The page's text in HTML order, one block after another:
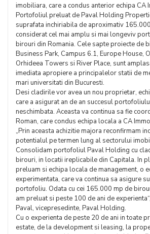
imobiliara, care a condus anterior echipa CA
Portofoliul preluat de Paval Holding
suprafata inchiriabila de aproximativ
considerat cel mai amplu si mai longeviv
birouri din Romania. Cele sapte proiecte de
Business Park, Campus 6.1, Europe House,
Orhideea Towers si River Place, sunt
imediata apropiere a principalelor statii de
mari universitati din Bucuresti.
Desi cladirile vor avea un nou proprietar,
care a asigurat an de an succesul
neschimbata. Aceasta va continua sa fie
Roman, care condus echipa locala a CA
„Prin aceasta achizitie majora reconfirmam
potentialul pe termen lung al sectorului
Consolidam portofoliul Paval Holding cu
birouri, in locatii ireplicabile din Capitala. In
preluam si echipa locala de management, o
experimentata, care va continua sa asigure
portofoliu. Odata cu cei 165.000 mp de
am preluat si peste 100 de ani de
Paval, vicepresedinte, Paval Holding.
Cu o experienta de peste 20 de ani in toate
estate, de la development si leasing, la